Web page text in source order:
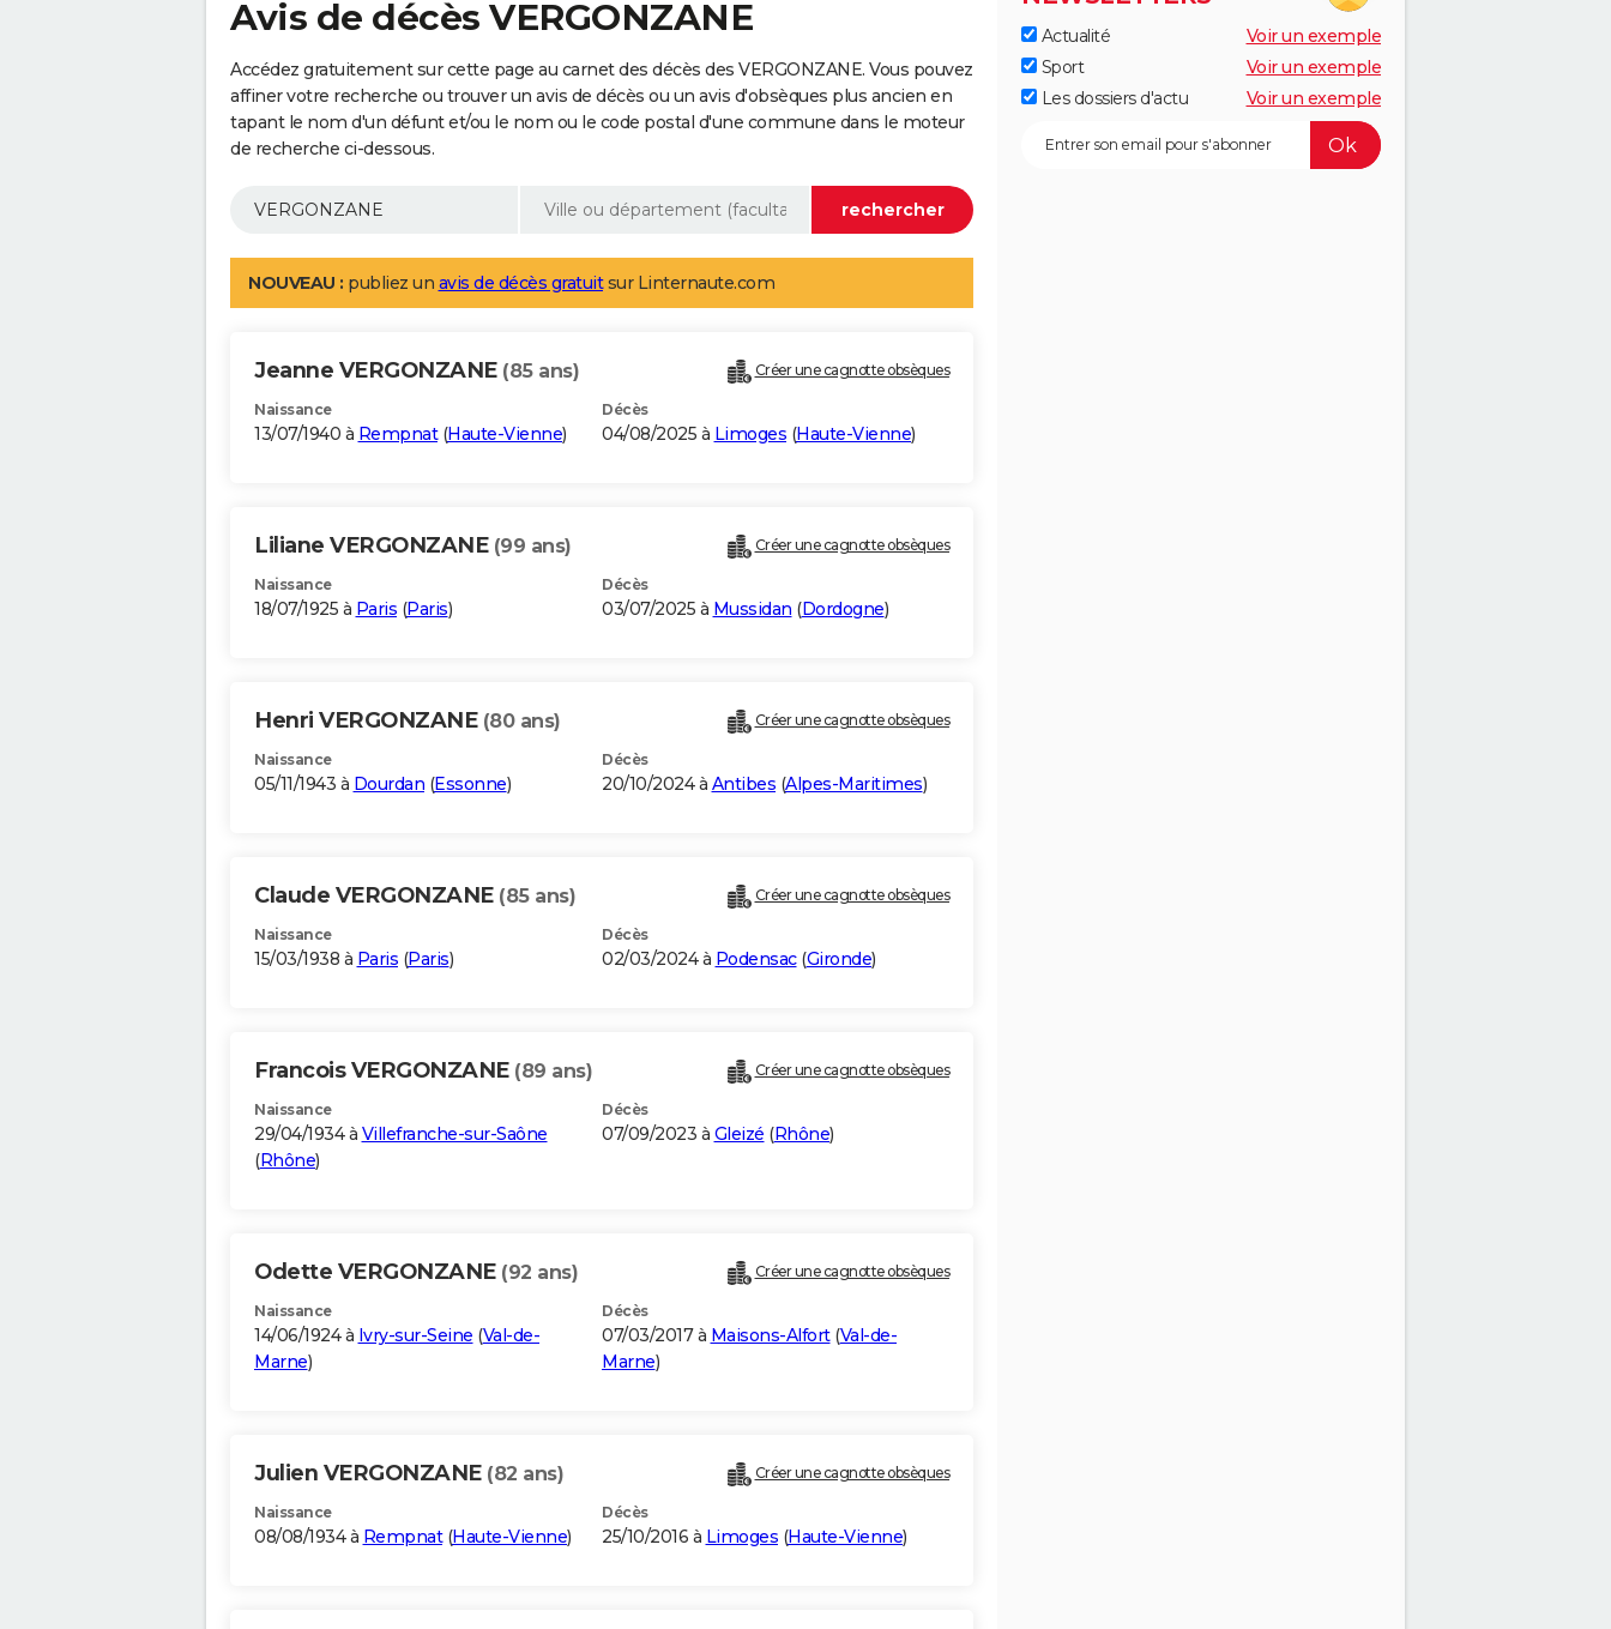
Avis de décès VERGONZANE
Accédez gratuitement sur cette page au carnet des décès des VERGONZANE. Vous pouvez
affiner votre recherche ou trouver un avis de décès ou un avis d'obsèques plus ancien en
tapant le nom d'un défunt et/ou le nom ou le code postal d'une commune dans le moteur
de recherche ci-dessous.
NOUVEAU : publiez un avis de décès gratuitsur Linternaute.com
Jeanne VERGONZANE (85 ans) Créer une cagnotte obsèques
Naissance
13/07/1940 à Rempnat(Haute-Vienne)
Décès
04/08/2025 à Limoges (Haute-Vienne)
Liliane VERGONZANE (99 ans) Créer une cagnotte obsèques
Naissance
18/07/1925 à Paris (Paris)
Décès
03/07/2025 à Mussidan (Dordogne)
Henri VERGONZANE (80 ans) Créer une cagnotte obsèques
Naissance
05/11/1943 à Dourdan (Essonne)
Décès
20/10/2024 à Antibes (Alpes-Maritimes)
Claude VERGONZANE (85 ans) Créer une cagnotte obsèques
Naissance
15/03/1938 à Paris (Paris)
Décès
02/03/2024 à Podensac(Gironde)
Francois VERGONZANE (89 ans) Créer une cagnotte obsèques
Naissance
29/04/1934 à Villefranche-sur-Saône
(Rhône)
Décès
07/09/2023 à Gleizé (Rhône)
Odette VERGONZANE (92 ans) Créer une cagnotte obsèques
Naissance
14/06/1924 à Ivry-sur-Seine (Val-de-
Marne)
Décès
07/03/2017 à Maisons-Alfort(Val-de-
Marne)
Julien VERGONZANE (82 ans) Créer une cagnotte obsèques
Naissance
08/08/1934 à Rempnat(Haute-Vienne)
Décès
25/10/2016 à Limoges (Haute-Vienne)
Actualité
Voir un exemple
Sport
Voir un exemple
Les dossiers d'actu
Voir un exemple